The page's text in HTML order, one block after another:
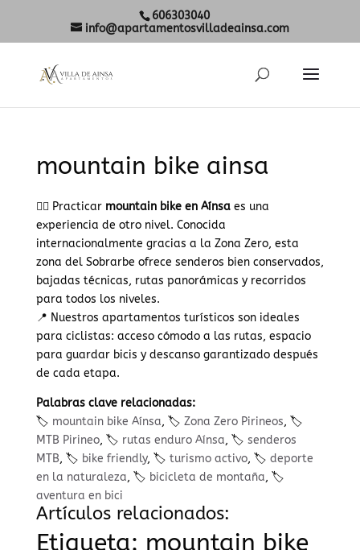
606303040
info@apartamentosvilladeainsa.com
mountain bike ainsa
🚴‍♂️ Practicar mountain bike en Aínsaes una
experiencia de otro nivel. Conocida
internacionalmente gracias a la Zona Zero, esta
zona del Sobrarbe ofrece senderos bien conservados,
bajadas técnicas, rutas panorámicas y recorridos
para todos los niveles.
📍 Nuestros apartamentos turísticos son ideales
para ciclistas: acceso cómodo a las rutas, espacio
para guardar bicis y descanso garantizado después
de cada etapa.
Palabras clave relacionadas:
🏷️ mountain bike Aínsa, 🏷️ Zona Zero Pirineos, 🏷️
MTB Pirineo, 🏷️ rutas enduro Aínsa, 🏷️ senderos
MTB, 🏷️ bike friendly, 🏷️ turismo activo, 🏷️ deporte
en la naturaleza, 🏷️ bicicleta de montaña, 🏷️
aventura en bici
Artículos relacionados:
Etiqueta: mountain bike